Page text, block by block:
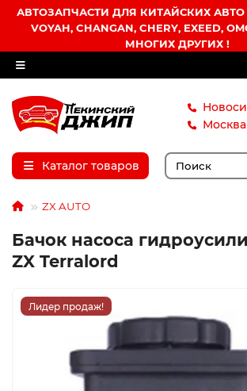
АВТОЗАПЧАСТИ ДЛЯ КИТАЙСКИХ АВТО
VOYAH, CHANGAN, CHERY, EXEED,
МНОГИХ ДРУГИХ !
Москва
Каталог товаров
ZX AUTO
Бачок насоса
ZX Terralord
Лидер продаж!